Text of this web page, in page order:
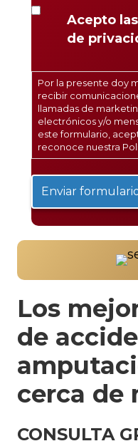
Acepto
de
Por la presente doy
recibir
llamadas de
electrónicos y/o
este formulario,
reconoce nuestra
Los
de
cerca de
CONSULTA